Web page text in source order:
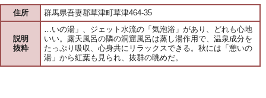
住所 群馬県吾妻郡草津町草津464-35
説明
抜粋
…いの湯」、ジェット水流の「気泡浴」があり、どれも心地
いい。露天風呂の隣の洞窟風呂は蒸し湯作用で、温泉成分を
たっぷり吸収、心身共にリラックスできる。秋には「憩いの
湯」から紅葉も見られ、抜群の眺めだ。